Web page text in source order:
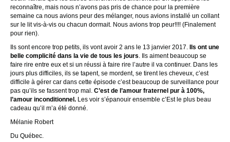
reconnaître, mais nous n’avons pas pris de chance pour la première
semaine ca nous avions peur des mélanger, nous avions installé un collant
sur le lit vis-à-vis ou chacun dormait. Nous avions trop peur!!!! (Finalement
pour rien).
Ils sont encore trop petits, ils vont avoir 2 ans le 13 janvier 2017. Ils ont une
belle complicité dans la vie de tous les jours . Ils aiment beaucoup se
faire rire entre eux et si un réussi à faire rire l’autre il va continuer. Dans les
jours plus difficiles, ils se tapent, se mordent, se tirent les cheveux, c’est
difficile à gérer car dans cette épisode c’est beaucoup de surveillance pour
pas qu’ils se fassent trop mal. C’est de l’amour fraternel pur à 100%,
l’amour inconditionnel. Les voir s’épanouir ensemble c’Est le plus beau
cadeau qu’il m’a été donné.
Mélanie Robert
Du Québec.